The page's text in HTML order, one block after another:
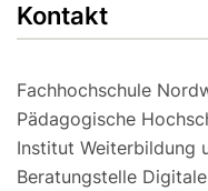
Kontakt
Fachhochschule
Pädagogische
Institut Weiterbildung
Beratungstelle